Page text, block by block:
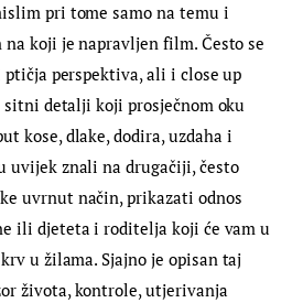
pri tome samo na temu i
koji je napravljen film. Često se
perspektiva, ali i close up
detalji koji prosječnom oku
kose, dlake, dodira, uzdaha i
uvijek znali na drugačiji, često
uvrnut način, prikazati odnos
ili djeteta i roditelja koji će vam u
u žilama. Sjajno je opisan taj
života, kontrole, utjerivanja